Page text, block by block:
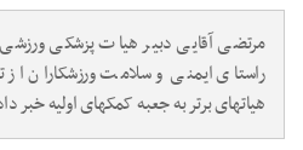
مرتضی آقایی دبیر هیات پزشکی ورزشی
راستای ایمنی و سلامت ورزشکاران از
هیاتهای برتر به جعبه کمکهای اولیه خبر